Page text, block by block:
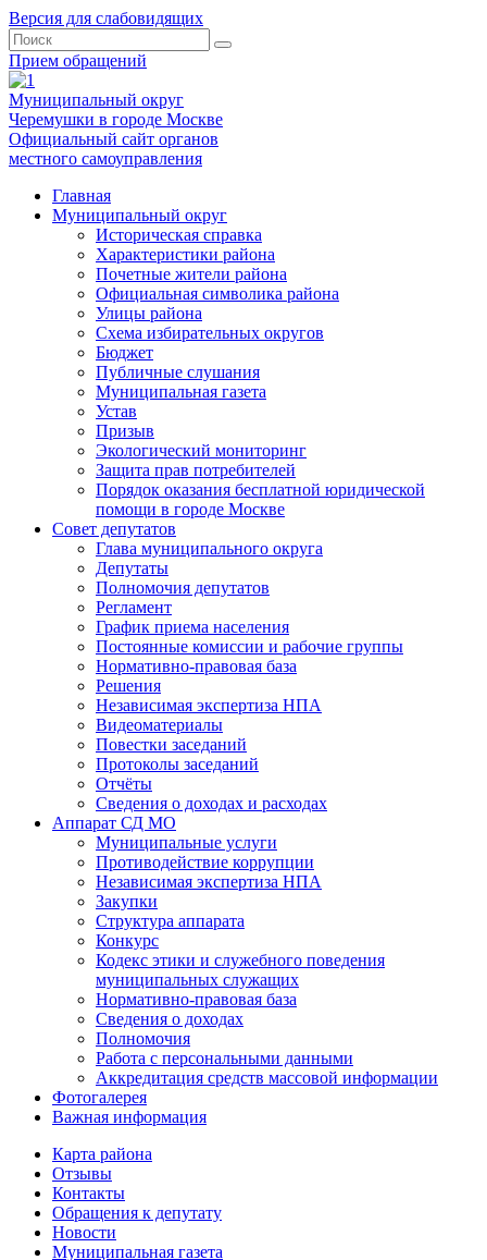
Версия для слабовидящих
Прием обращений
Муниципальный округ
Черемушки в городе Москве
Официальный сайт органов
местного самоуправления
Главная
Муниципальный округ
Историческая справка
Характеристики района
Почетные жители района
Официальная символика района
Улицы района
Схема избирательных округов
Бюджет
Публичные слушания
Муниципальная газета
Устав
Призыв
Экологический мониторинг
Защита прав потребителей
Порядок оказания бесплатной юридической
помощи в городе Москве
Совет депутатов
Глава муниципального округа
Депутаты
Полномочия депутатов
Регламент
График приема населения
Постоянные комиссии и рабочие группы
Нормативно-правовая база
Решения
Независимая экспертиза НПА
Видеоматериалы
Повестки заседаний
Протоколы заседаний
Отчёты
Сведения о доходах и расходах
Аппарат СД МО
Муниципальные услуги
Противодействие коррупции
Независимая экспертиза НПА
Закупки
Структура аппарата
Конкурс
Кодекс этики и служебного поведения
муниципальных служащих
Нормативно-правовая база
Сведения о доходах
Полномочия
Работа с персональными данными
Аккредитация средств массовой информации
Фотогалерея
Важная информация
Карта района
Отзывы
Контакты
Обращения к депутату
Новости
Муниципальная газета